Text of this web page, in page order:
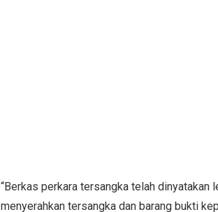
“Berkas perkara tersangka telah dinyatakan
menyerahkan tersangka dan barang bukti